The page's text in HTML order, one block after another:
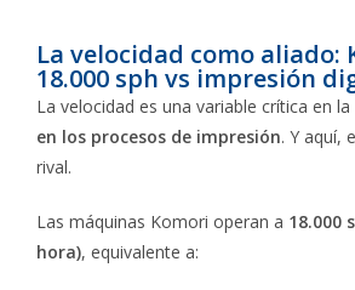
La velocidad como aliado:
18.000 sph vs impresión
La velocidad es una variable crítica en la
en los procesos de impresión. Y aquí,
rival.
Las máquinas Komori operan a 18.000
hora), equivalente a: